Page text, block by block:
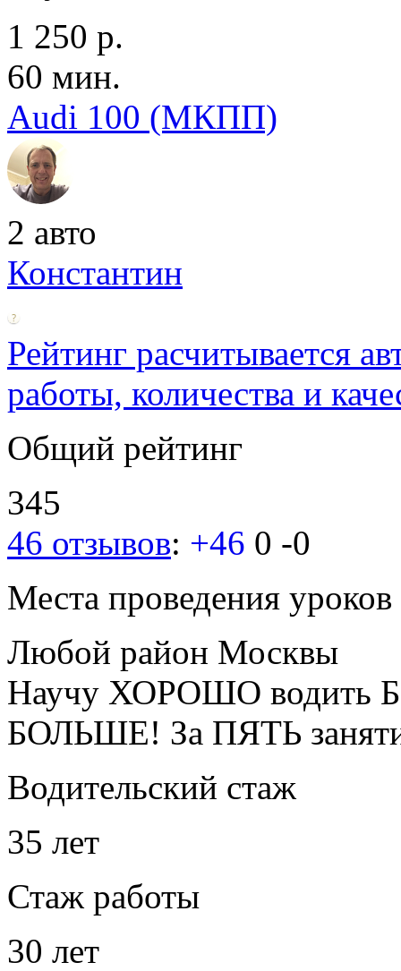
1 250 р.
60 мин.
Audi 100 (МКПП)
2 авто
Константин
Рейтинг расчитывается
работы, количества и
Общий рейтинг
345
46 отзывов: +46 0 -0
Места проведения уроков
Любой район Москвы
Научу ХОРОШО водить
БОЛЬШЕ! За ПЯТЬ
Водительский стаж
35 лет
Стаж работы
30 лет